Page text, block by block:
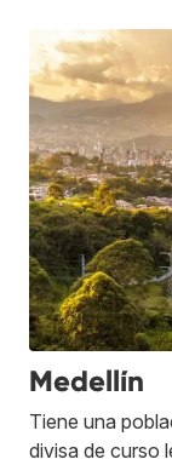
Medellín
Tiene una
divisa de curso